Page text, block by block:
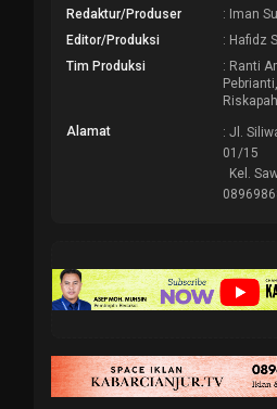
Redaktur/Produser
: Iman
Editor/Produksi
: Hafidz
Tim Produksi
: Ranti
Alamat
: Jl.
01/15
Kel.